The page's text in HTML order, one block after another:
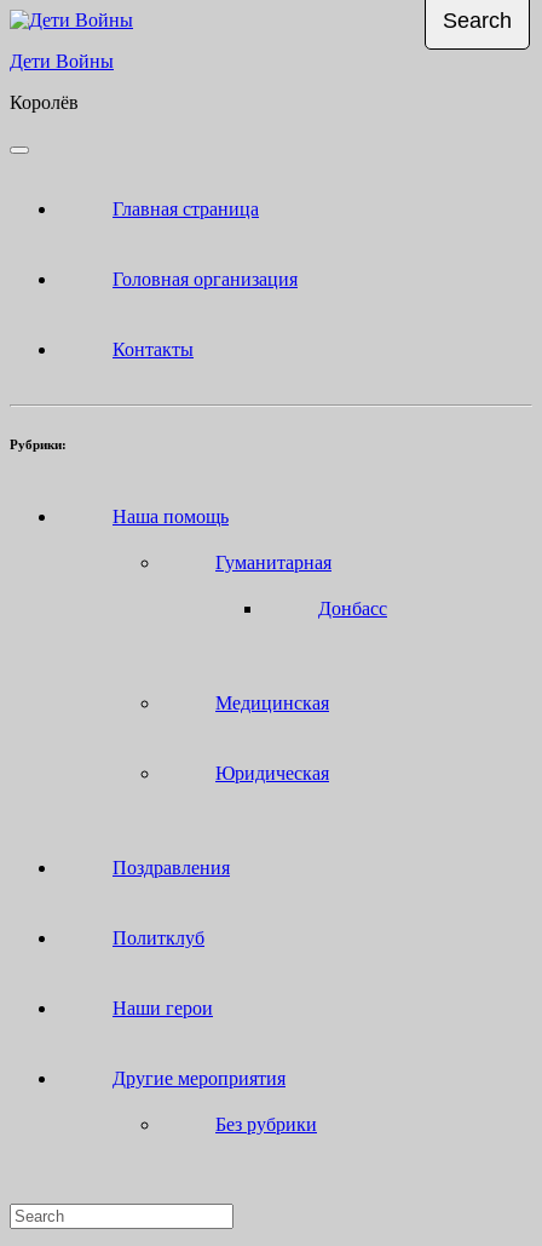
Skip
content
Дети Войны
Королёв
Open
Главная страница
Головная организация
Контакты
Рубрики:
Наша помощь
Гуманитарная
Донбасс
Медицинская
Юридическая
Поздравления
Политклуб
Наши герои
Другие мероприятия
Без рубрики
Close
Button
Search
for: